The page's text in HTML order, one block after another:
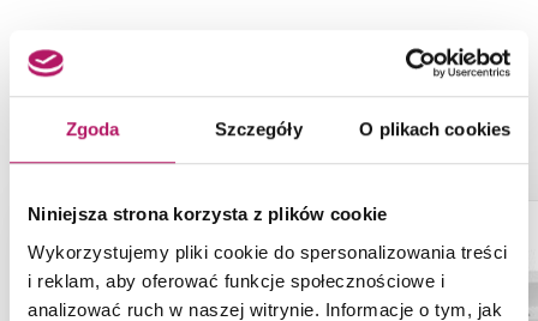
Zgoda Szczegóły O plikach cookies
Niniejsza strona korzysta z plików cookie
Wykorzystujemy pliki cookie do spersonalizowania treści
i reklam, aby oferować funkcje społecznościowe i
analizować ruch w naszej witrynie. Informacje o tym, jak
NASZE PROPOZYCJE ZAMIAST
PRODUKTU ROCA HALL
A32762200M